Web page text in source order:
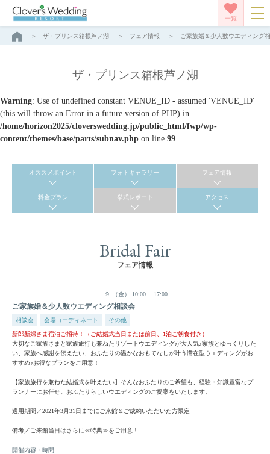
一覧
ザ・プリンス箱根芦ノ湖 フェア情報 ご家族婚＆少人数ウエディング
ザ・プリンス箱根芦ノ湖
Warning: Use of undefined constant VENUE_ID - assumed 'VENUE_ID'
(this will throw an Error in a future version of PHP) in
/home/horizon2025/cloverswedding.jp/public_html/fwp/wp-
content/themes/base/parts/subnav.php on line 99
オススメポイント フォトギャラリー フェア情報
料金プラン 挙式レポート アクセス
Bridal Fair
フェア情報
９ （金） 10:00 17:00
ご家族婚＆少人数ウエディング相談会
相談会 会場コーディネート その他
新郎新婦さま宿泊ご招待！（ご結婚式当日または前日、1泊ご朝食付き）
大切なご家族さまと家族旅行も兼ねたリゾートウエディングが大人気♪家族とゆっくりした
い、家族へ感謝を伝えたい、おふたりの温かなおもてなしが叶う滞在型ウエディングがお
すすめ♪お得なプランをご用意！
【家族旅行を兼ねた結婚式を叶えたい】そんなおふたりのご希望も、経験・知識豊富なプ
ランナーにお任せ。おふたりらしいウエディングのご提案をいたします。
適用期間／2021年3月31日までにご来館＆ご成約いただいた方限定
備考／ご来館当日はさらに≪特典≫をご用意！
開催内容・時間